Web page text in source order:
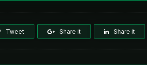
Tweet Share it Share it